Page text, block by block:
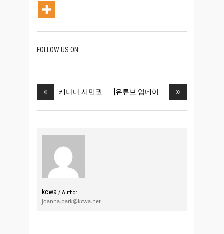
FOLLOW US ON:
캐나다 시민권 [유튜브 업데이
kcwa / Author
joanna.park@kcwa.net